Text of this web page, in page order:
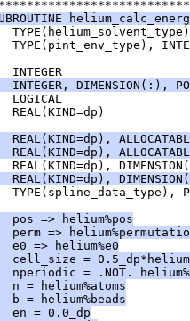
TYPE(pint_env_type),
INTEGER
INTEGER, DIMENSION(:),
LOGICAL
REAL(KIND=dp)
REAL(KIND=dp),
REAL(KIND=dp),
REAL(KIND=dp),
REAL(KIND=dp),
TYPE(spline_data_type),
pos => helium%pos
perm =>
e0 => helium%e0
cell_size =
nperiodic = .NOT.
n = helium%atoms
b = helium%beads
en = 0.0_dp